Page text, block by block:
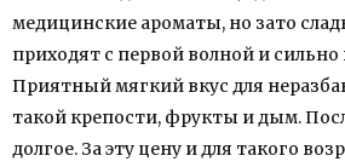
медицинские ароматы, но зато
приходят с первой волной и
Приятный мягкий вкус для
такой крепости, фрукты и дым.
долгое. За эту цену и для такого